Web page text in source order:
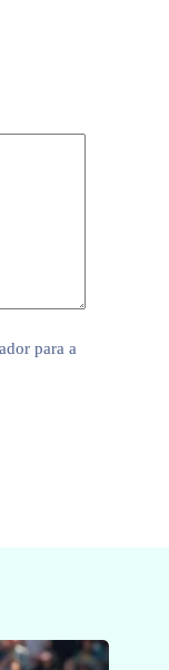
para a